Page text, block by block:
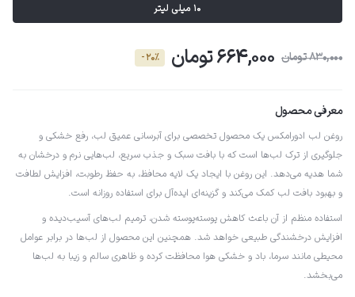
10 میلی لیتر
830,000 تومان 664,000 تومان - 20٪
معرفی محصول
روغن لب ادورامکس یک محصول تخصصی برای آبرسانی عمیق لب، رفع خشکی و
جلوگیری از ترک لب‌ها است که با بافت سبک و جذب سریع، لب‌هایی نرم و درخشان به
شما هدیه می‌دهد. این روغن با ایجاد یک لایه محافظ، به حفظ رطوبت، افزایش لطافت
و بهبود بافت لب کمک می‌کند و گزینه‌ای ایده‌آل برای استفاده روزانه است.
استفاده منظم از آن باعث کاهش پوسته‌پوسته شدن، ترمیم لب‌های آسیب‌دیده و
افزایش درخشندگی طبیعی خواهد شد. همچنین این محصول از لب‌ها در برابر عوامل
محیطی مانند سرما، باد و خشکی هوا محافظت کرده و ظاهری سالم و زیبا به لب‌ها
می‌بخشد.